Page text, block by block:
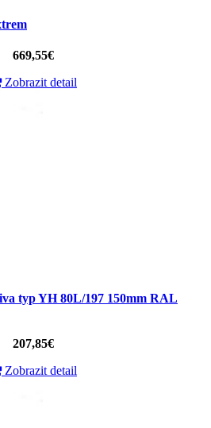
669,55€
Zobrazit detail
typ YH 80L/197 150mm RAL
207,85€
Zobrazit detail